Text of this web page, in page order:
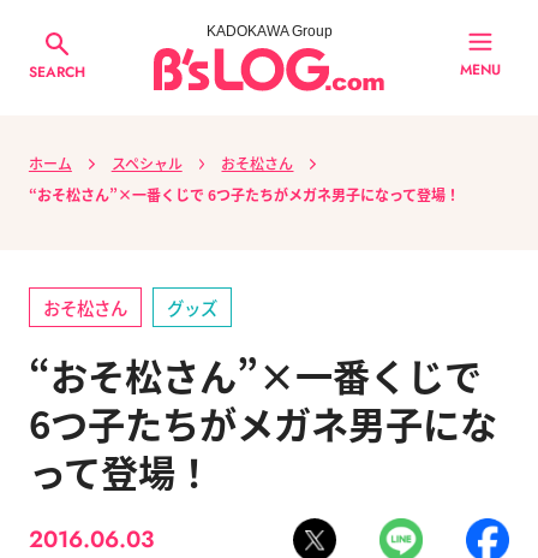
SEARCH
KADOKAWA Group
MENU
ホーム スペシャル
おそ松さん
“おそ松さん”×一番くじで 6つ子たちがメガネ男子になって登場！
おそ松さん グッズ
“おそ松さん”×一番くじで
6つ子たちがメガネ男子にな
って登場！
2016.06.03